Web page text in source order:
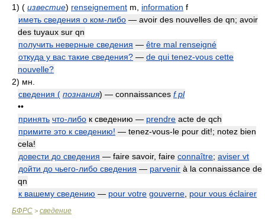
1) ( известие) renseignement m, information f
иметь сведения о ком-либо — avoir des nouvelles de qn; avoir
des tuyaux sur qn
получить неверные сведения — être mal renseigné
откуда у вас такие сведения? — de qui tenez-vous cette
nouvelle?
2) мн.
сведения ( познания) — connaissances f pl
••
принять что-либо к сведению — prendre acte de qch
примите это к сведению! — tenez-vous-le pour dit!; notez bien
cela!
довести до сведения — faire savoir, faire connaître; aviser vt
дойти до чьего-либо сведения — parvenir à la connaissance de
qn
к вашему сведению — pour votre gouverne pour vous éclairer
БФРС > сведение